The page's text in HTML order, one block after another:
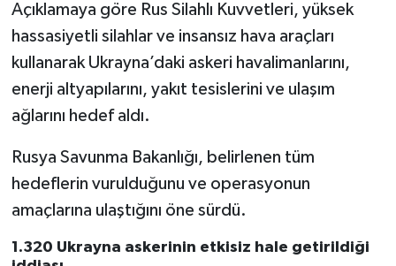
Açıklamaya göre Rus Silahlı Kuvvetleri, yüksek
hassasiyetli silahlar ve insansız hava araçları
kullanarak Ukrayna’daki askeri havalimanlarını,
enerji altyapılarını, yakıt tesislerini ve ulaşım
ağlarını hedef aldı.
Rusya Savunma Bakanlığı, belirlenen tüm
hedeflerin vurulduğunu ve operasyonun
amaçlarına ulaştığını öne sürdü.
1.320 Ukrayna askerinin etkisiz hale getirildiği